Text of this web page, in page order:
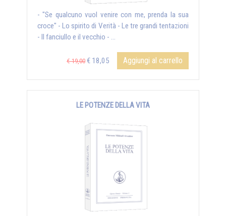
- "Se qualcuno vuol venire con me, prenda la sua
croce" - Lo spirito di Verità - Le tre grandi tentazioni
- Il fanciullo e il vecchio - ...
€ 19,00 € 18,05 Aggiungi al carrello
LE POTENZE DELLA VITA